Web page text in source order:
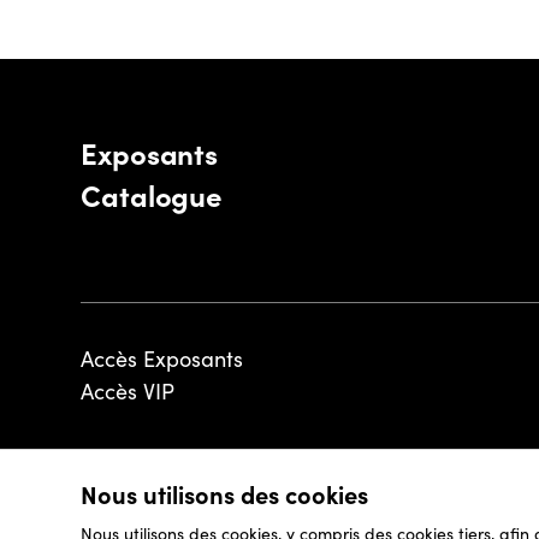
Nous utilisons des cookies
Nous utilisons des cookies, y compris des cookies tiers,
Exposants
Catalogue
Accès Exposants
Accès VIP
© 2026 - Luxembourg Art Week S.A.